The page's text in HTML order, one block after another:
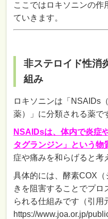
ここではロキソニンの作
ていきます。
非ステロイド性消
組み
ロキソニンは「NSAIDs
薬）」に分類される薬で
NSAIDsは、体内で炎症
タグランジン」という物
症や痛みを和らげると考
具体的には、酵素COX
きを阻害することでプロ
られる仕組みです（引用
https://www.joa.or.jp/